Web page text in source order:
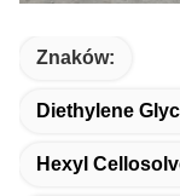
Znaków:
Diethylene
Hexyl